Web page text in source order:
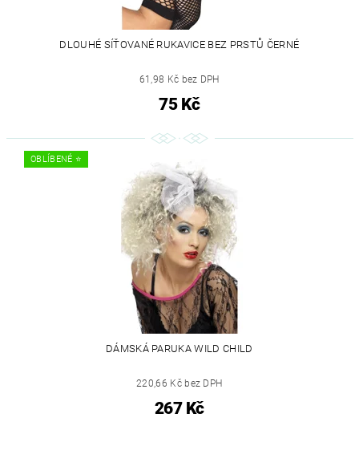
DLOUHÉ SÍŤOVANÉ RUKAVICE BEZ PRSTŮ ČERNÉ
61,98 Kč bez DPH
75 Kč
OBLÍBENÉ ⭐️
DÁMSKÁ PARUKA WILD CHILD
220,66 Kč bez DPH
267 Kč